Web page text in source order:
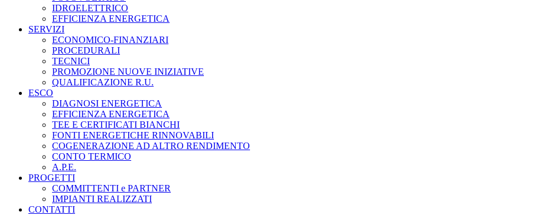
IDROELETTRICO
EFFICIENZA ENERGETICA
SERVIZI
ECONOMICO-FINANZIARI
PROCEDURALI
TECNICI
PROMOZIONE NUOVE INIZIATIVE
QUALIFICAZIONE R.U.
ESCO
DIAGNOSI ENERGETICA
EFFICIENZA ENERGETICA
TEE E CERTIFICATI BIANCHI
FONTI ENERGETICHE RINNOVABILI
COGENERAZIONE AD ALTRO RENDIMENTO
CONTO TERMICO
A.P.E.
PROGETTI
COMMITTENTI e PARTNER
IMPIANTI REALIZZATI
CONTATTI